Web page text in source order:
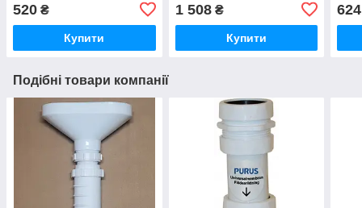
клапаном
520 ₴
Купити
1 508₴
Купити
624
Подібні товари компанії